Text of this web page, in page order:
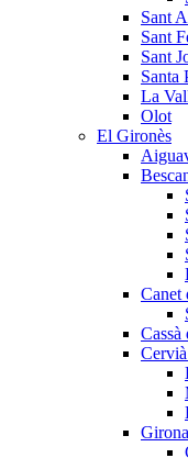
Sant
Sant
Sant
Santa
La
Olot
El Gironès
Canet
Cassà
Girona